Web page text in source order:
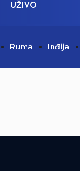
UŽIVO
Ruma Inđija